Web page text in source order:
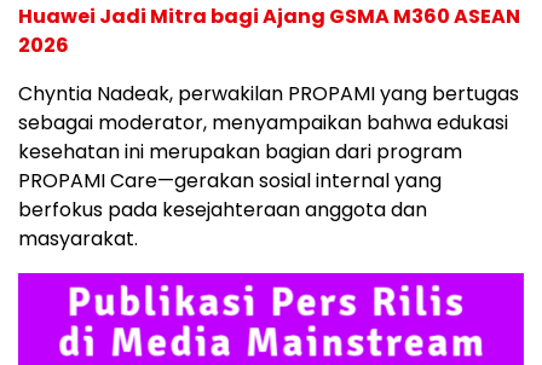
Huawei Jadi Mitra bagi Ajang GSMA M360 ASEAN
2026
Chyntia Nadeak, perwakilan PROPAMI yang bertugas
sebagai moderator, menyampaikan bahwa edukasi
kesehatan ini merupakan bagian dari program
PROPAMI Care—gerakan sosial internal yang
berfokus pada kesejahteraan anggota dan
masyarakat.